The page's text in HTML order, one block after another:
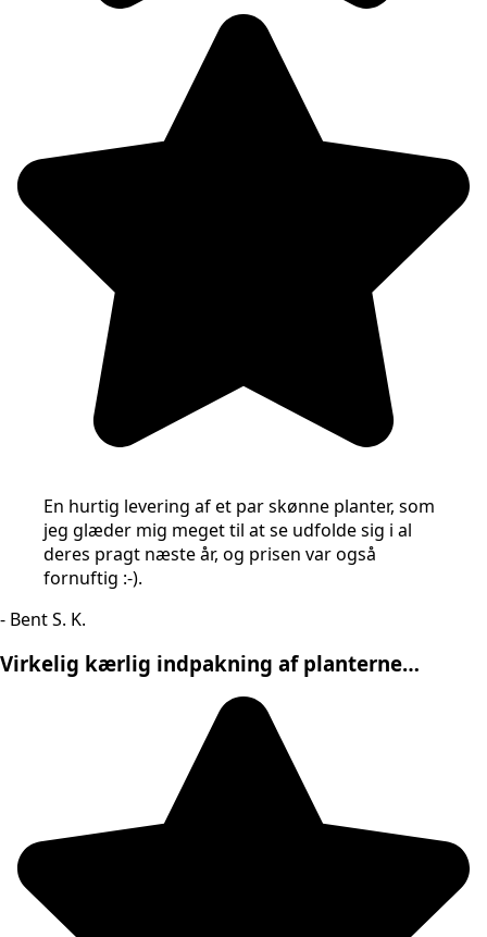
En hurtig levering af et par skønne planter, som
jeg glæder mig meget til at se udfolde sig i al
deres pragt næste år, og prisen var også
fornuftig :-).
- Bent S. K.
Virkelig kærlig indpakning af planterne…